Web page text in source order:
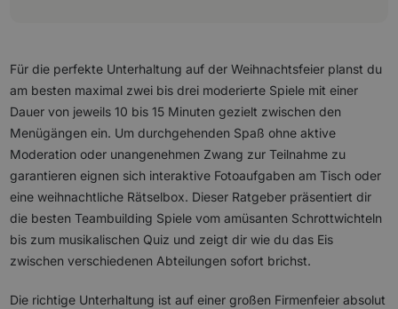
Für die perfekte Unterhaltung auf der Weihnachtsfeier planst du
am besten maximal zwei bis drei moderierte Spiele mit einer
Dauer von jeweils 10 bis 15 Minuten gezielt zwischen den
Menügängen ein. Um durchgehenden Spaß ohne aktive
Moderation oder unangenehmen Zwang zur Teilnahme zu
garantieren eignen sich interaktive Fotoaufgaben am Tisch oder
eine weihnachtliche Rätselbox. Dieser Ratgeber präsentiert dir
die besten Teambuilding Spiele vom amüsanten Schrottwichteln
bis zum musikalischen Quiz und zeigt dir wie du das Eis
zwischen verschiedenen Abteilungen sofort brichst.
Die richtige Unterhaltung ist auf einer großen Firmenfeier absolut